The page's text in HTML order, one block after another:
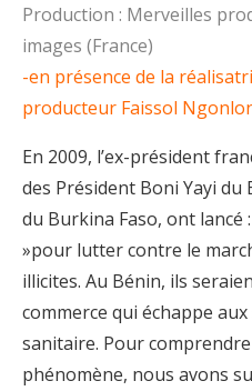
Production : Merveilles
images (France)
-en présence de la
producteur Faissol
En 2009, l’ex-président
des Président Boni Yayi du
du Burkina Faso, ont lancé
»pour lutter contre le
illicites. Au Bénin, ils
commerce qui échappe
sanitaire. Pour
phénomène, nous avons